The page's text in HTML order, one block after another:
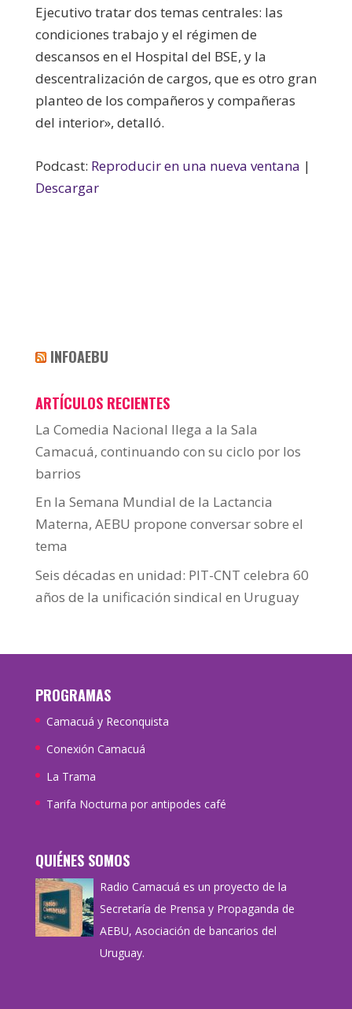
Ejecutivo tratar dos temas centrales: las
condiciones trabajo y el régimen de
descansos en el Hospital del BSE, y la
descentralización de cargos, que es otro gran
planteo de los compañeros y compañeras
del interior», detalló.
Podcast: Reproducir en una nueva ventana |
Descargar
INFOAEBU
ARTÍCULOS RECIENTES
La Comedia Nacional llega a la Sala
Camacuá, continuando con su ciclo por los
barrios
En la Semana Mundial de la Lactancia
Materna, AEBU propone conversar sobre el
tema
Seis décadas en unidad: PIT-CNT celebra 60
años de la unificación sindical en Uruguay
PROGRAMAS
Camacuá y Reconquista
Conexión Camacuá
La Trama
Tarifa Nocturna por antipodes café
QUIÉNES SOMOS
Radio Camacuá es un proyecto de la
Secretaría de Prensa y Propaganda de
AEBU, Asociación de bancarios del
Uruguay.